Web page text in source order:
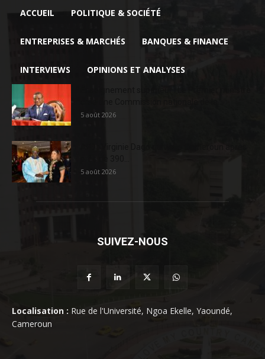
ACCUEIL POLITIQUE & SOCIÉTÉ
ENTREPRISES & MARCHÉS BANQUES & FINANCE
INTERVIEWS OPINIONS ET ANALYSES
5 août 2026
5 août 2026
SUIVEZ-NOUS
Localisation : Rue de l'Université, Ngoa Ekelle, Yaoundé,
Cameroun